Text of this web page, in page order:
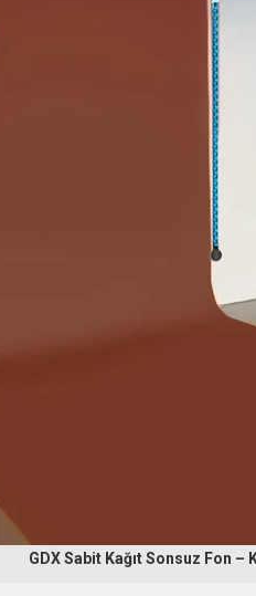
GDX Sabit Kağıt Sonsuz Fon –